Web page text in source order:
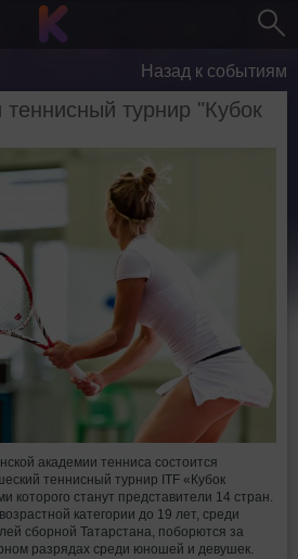
Назад к событиям
турнир "Кубок
академии тенниса состоится
теннисный турнир ITF «Кубок
которого станут представители 14 стран.
категории до 19 лет, среди
сборной Татарстана, поборются за
разрядах среди юношей и девушек.